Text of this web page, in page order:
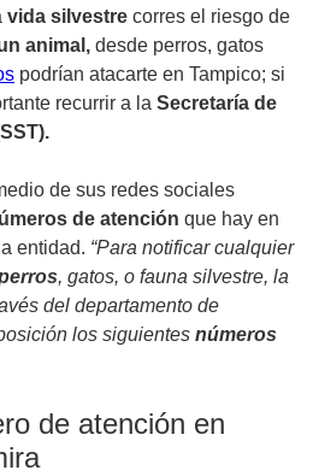
vida silvestre corres el riesgo de
animal, desde perros, gatos
podrían atacarte en Tampico; si
recurrir a la Secretaría de
de sus redes sociales
de atención que hay en
entidad. “Para notificar cualquier
, gatos, o fauna silvestre, la
del departamento de
los siguientes números
de atención en